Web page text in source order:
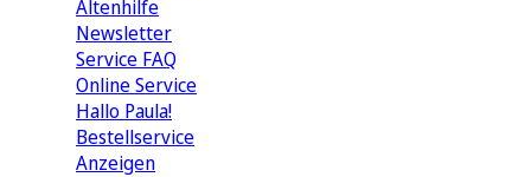
Altenhilfe
Newsletter
Service FAQ
Online Service
Hallo Paula!
Bestellservice
Anzeigen